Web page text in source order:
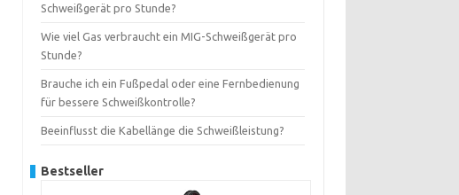
Schweißgerät pro Stunde?
Wie viel Gas verbraucht ein MIG-Schweißgerät pro
Stunde?
Brauche ich ein Fußpedal oder eine Fernbedienung
für bessere Schweißkontrolle?
Beeinflusst die Kabellänge die Schweißleistung?
Bestseller